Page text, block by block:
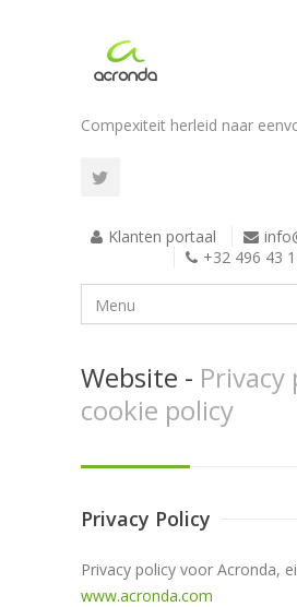
Compexiteit herleid naar
Klanten portaal
+32 496 43
Website - Privacy
cookie policy
Privacy Policy
Privacy policy voor Acronda,
www.acronda.com